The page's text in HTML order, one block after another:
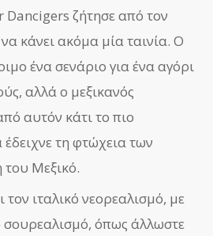
ζήτησε από τον
κάνει ακόμα μία ταινία. Ο
ένα σενάριο για ένα αγόρι
αλλά ο μεξικανός
αυτόν κάτι το πιο
τη φτώχεια των
Μεξικό.
τον ιταλικό νεορεαλισμό, με
σουρεαλισμό, όπως άλλωστε